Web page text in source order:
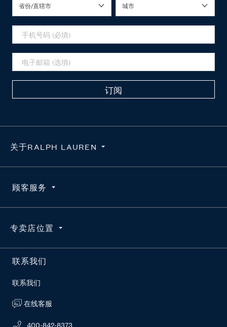
关于RALPH LAUREN
隐私政策
使用条款
求职咨询
维护真品
官方授权平台
顾客服务
订单查询
配送
退货
专卖店位置
按地区搜索
联系我们
联系我们
在线客服
400-842-8373
省份/直辖市 城市
订阅